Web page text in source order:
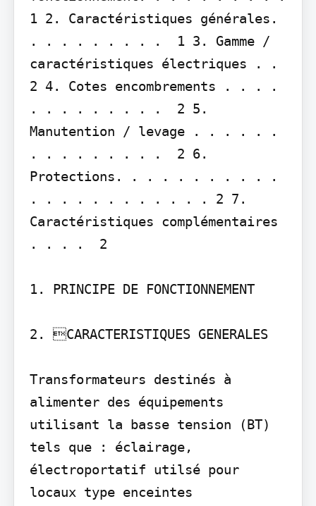
1 2. Caractéristiques générales.
. . . . . . . . .  1 3. Gamme /
caractéristiques électriques . .
2 4. Cotes encombrements . . . .
. . . . . . . . .  2 5.
Manutention / levage . . . . . .
. . . . . . . . .  2 6.
Protections. . . . . . . . . . .
. . . . . . . . . . . . 2 7.
Caractéristiques complémentaires
. . . .  2
1. PRINCIPE DE FONCTIONNEMENT
2. CARACTERISTIQUES GENERALES
Transformateurs destinés à
alimenter des équipements
utilisant la basse tension (BT)
tels que : éclairage,
électroportatif utilsé pour
locaux type enceintes